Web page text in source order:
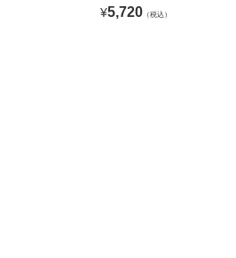
¥5,720（税込）